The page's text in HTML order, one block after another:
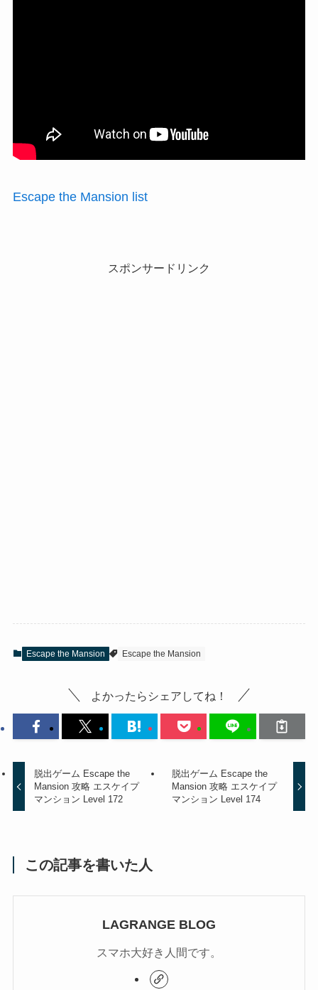
Escape the Mansion list
スポンサードリンク
Escape the Mansion Escape the Mansion
よかったらシェアしてね！
脱出ゲーム Escape the
Mansion 攻略 エスケイプ
マンション Level 172
脱出ゲーム Escape the
Mansion 攻略 エスケイプ
マンション Level 174
この記事を書いた人
LAGRANGE BLOG
スマホ大好き人間です。